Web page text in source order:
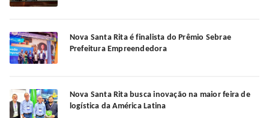
Nova Santa Rita é finalista do Prêmio Sebrae
Prefeitura Empreendedora
Nova Santa Rita busca inovação na maior feira de
logística da América Latina